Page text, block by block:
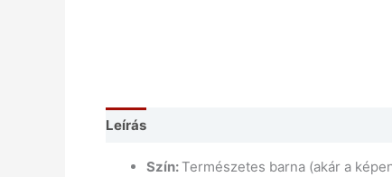
Leírás
Szín:Természetes barna (akár a